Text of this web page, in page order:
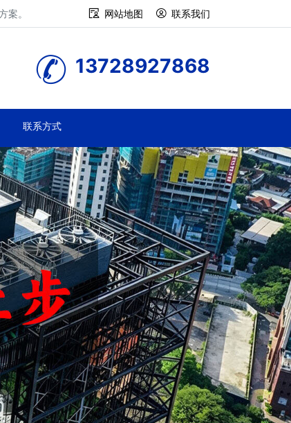
案。 网站地图 联系我们
13728927868
联系方式